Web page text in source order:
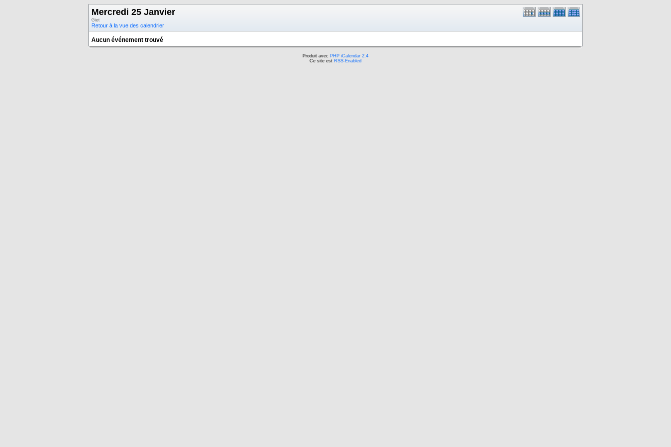
Mercredi 25 Janvier
Giet
Retour à la vue des calendrier
Aucun événement trouvé
Produit avec PHP iCalendar 2.4
Ce site est RSS-Enabled